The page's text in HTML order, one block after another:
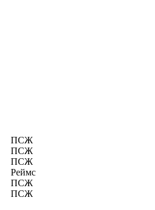
ПСЖ
ПСЖ
ПСЖ
Реймс
ПСЖ
ПСЖ